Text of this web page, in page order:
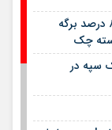
محاسبه جداگانه تعیین تکلیف ۸۰ درصد برگه
چک
سپه در